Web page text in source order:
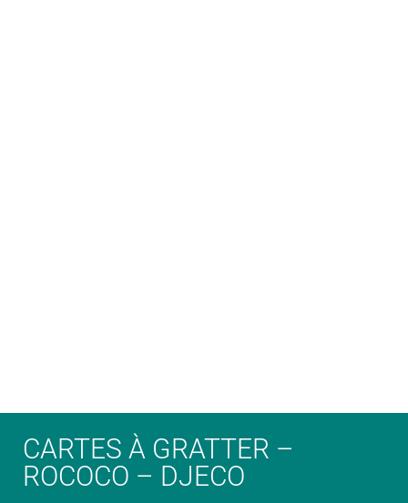
CARTES À GRATTER –
ROCOCO – DJECO